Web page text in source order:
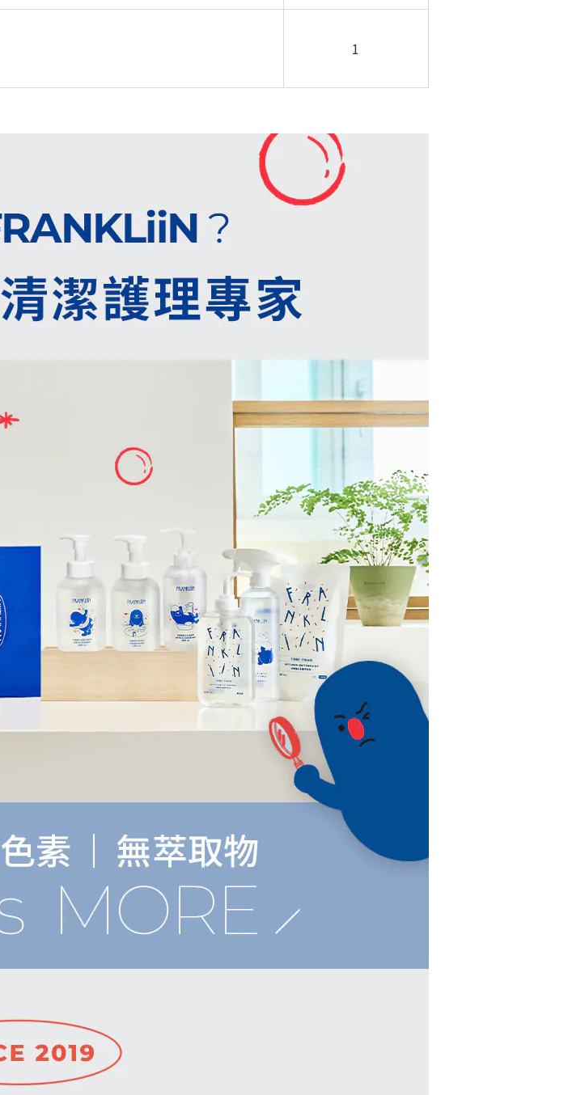
1